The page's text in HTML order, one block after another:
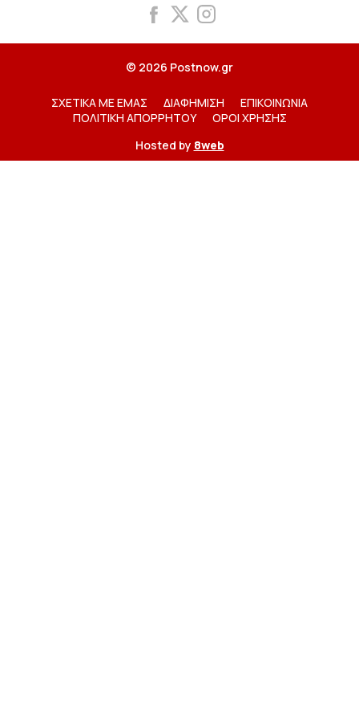
© 2026 Postnow.gr
ΣΧΕΤΙΚΑ ΜΕ ΕΜΑΣ ΔΙΑΦΗΜΙΣΗ
ΕΠΙΚΟΙΝΩΝΙΑ
ΠΟΛΙΤΙΚΗ ΑΠΟΡΡΗΤΟΥ
ΟΡΟΙ ΧΡΗΣΗΣ
Hosted by 8web